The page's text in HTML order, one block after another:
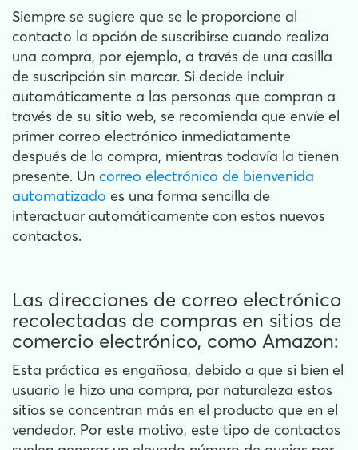
Siempre se sugiere que se le proporcione al
contacto la opción de suscribirse cuando realiza
una compra, por ejemplo, a través de una casilla
de suscripción sin marcar. Si decide incluir
automáticamente a las personas que compran a
través de su sitio web, se recomienda que envíe el
primer correo electrónico inmediatamente
después de la compra, mientras todavía la tienen
presente. Un correo electrónico de bienvenida
automatizado es una forma sencilla de
interactuar automáticamente con estos nuevos
contactos.
Las direcciones de correo electrónico
recolectadas de compras en sitios de
comercio electrónico, como Amazon:
Esta práctica es engañosa, debido a que si bien el
usuario le hizo una compra, por naturaleza estos
sitios se concentran más en el producto que en el
vendedor. Por este motivo, este tipo de contactos